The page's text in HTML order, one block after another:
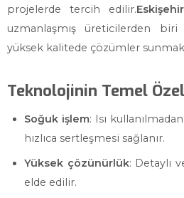
projelerde tercih edilir.
uzmanlaşmış üreticilerden
yüksek kalitede çözümler
Teknolojinin Temel
Soğuk işlem: Isı
hızlıca sertleşmesi sağlanır.
Yüksek çözünürlük: Detaylı
elde edilir.